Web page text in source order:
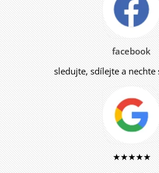
facebook
sledujte, sdílejte a nechte
★★★★★